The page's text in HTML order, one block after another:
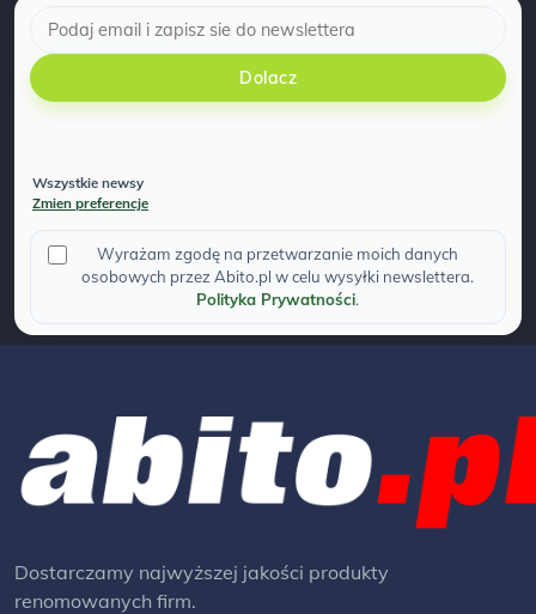
Dolacz
Wszystkie newsy
Zmien preferencje
Wyrażam zgodę na przetwarzanie moich danych
osobowych przez Abito.pl w celu wysyłki newslettera.
Polityka Prywatności.
Dostarczamy najwyższej jakości produkty
renomowanych firm.